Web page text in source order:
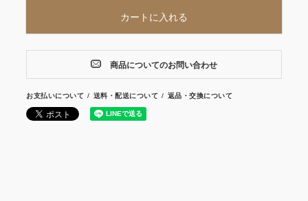
カートに入れる
商品についてのお問い合わせ
お支払いについて 送料・配送について 返品・交換について